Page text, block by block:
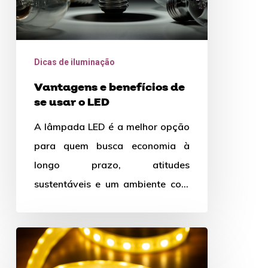
LED
Dicas de iluminação
Vantagens e benefícios de
se usar o LED
A lâmpada LED é a melhor opção
para quem busca economia à
longo prazo, atitudes
sustentáveis e um ambiente com
Fita